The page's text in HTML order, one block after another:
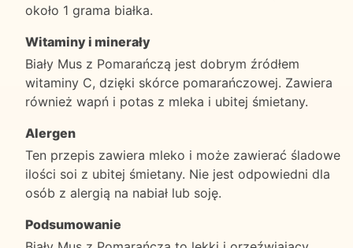
około 1 grama białka.
Witaminy i minerały
Biały Mus z Pomarańczą jest dobrym źródłem
witaminy C, dzięki skórce pomarańczowej. Zawiera
również wapń i potas z mleka i ubitej śmietany.
Alergen
Ten przepis zawiera mleko i może zawierać śladowe
ilości soi z ubitej śmietany. Nie jest odpowiedni dla
osób z alergią na nabiał lub soję.
Podsumowanie